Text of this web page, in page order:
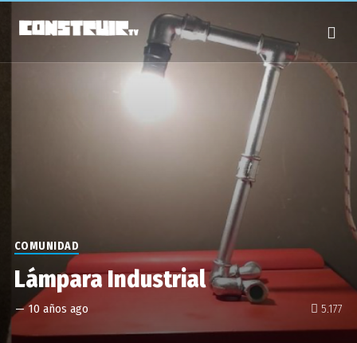
5.177
COMUNIDAD
Lámpara Industrial
— 10 años ago